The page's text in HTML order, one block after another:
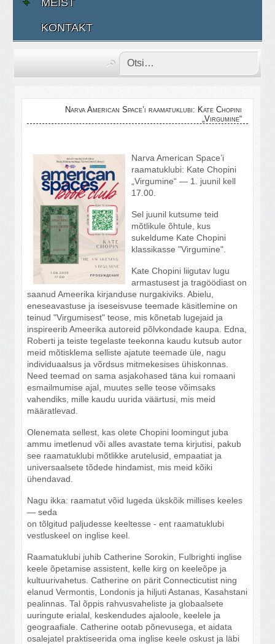
MEIST
KONTAKT
Narva American Space’i raamatuklubi: Kate Chopini
„Virgumine“
Narva American Space’i
raamatuklubi: Kate Chopini
„Virgumine“ — 1. juunil kell
17.00.
Sel juunil kutsume teid
mõtlikule õhtule, kus
sukeldume Kate Chopini
klassikasse "Virgumine".
Kate Chopini liigutav lugu
armastusest ja tragöödiast on
saanud Ameerika kirjanduse nurgakiviks. Abielu,
eneseavastuse ja iseseisvuse teemade käsitlemine on
teinud "Virgumisest" teose, mis kõnetab lugejaid ja
inspireerib Ameerika autoreid põlvkondade kaupa. Edna,
Roberti ja teiste tegelaste teekonna kaudu kutsub autor
meid mõtisklema selliste ajatute teemade üle, nagu
individuaalsus ja võrdsus mitmekesises ühiskonnas.
Need teemad on sama asjakohased täna kui romaani
esmailmumise ajal, muutes selle teose võimsaks
vahendiks, mille kaudu uurida väärtusi, mis meid
määratlevad.
Olenemata sellest, kas olete Chopini loomingut juba
ammu imetlenud või alles avastate tema kirjutisi, pakub
see raamatuklubi mõtlikke arutelusid, empaatiat ja
universaalsete tõdede hindamist, mis meid kõiki
ühendavad.
Nagu ikka: raamatut võid lugeda ükskõik millises keeles
— seda
on tõlgitud paljudesse keeltesse - ent raamatuklubi
vestluskeel on inglise keel.
Raamatuklubi juhib Catherine Sorokin, Fulbrighti inglise
keele õpetamise assistent, kelle kirg on keeleõpe ja
kultuurivahetus. Catherine on pärit Connecticutist ning
elanud Vermontis, Londonis ja hiljuti Astanas, Kasahstani
pealinnas. Tal õppis rahvusvaheliste ja globaalsete
uuringute erialal, keskendudes ajaloole, keelele ja
geograafiale. Catherine ootab põnevusega, et aidata
osalejatel praktiseerida oma inglise keele oskust ja läbi